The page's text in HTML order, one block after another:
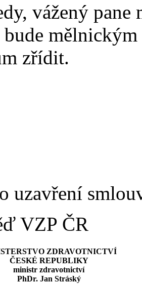
vážený pane
zřídit.
uzavření
VZP ČR
ZDRAVOTNICTVÍ
ČESKÉ REPUBLIKY
ministr zdravotnictví
PhDr. Jan Stráský